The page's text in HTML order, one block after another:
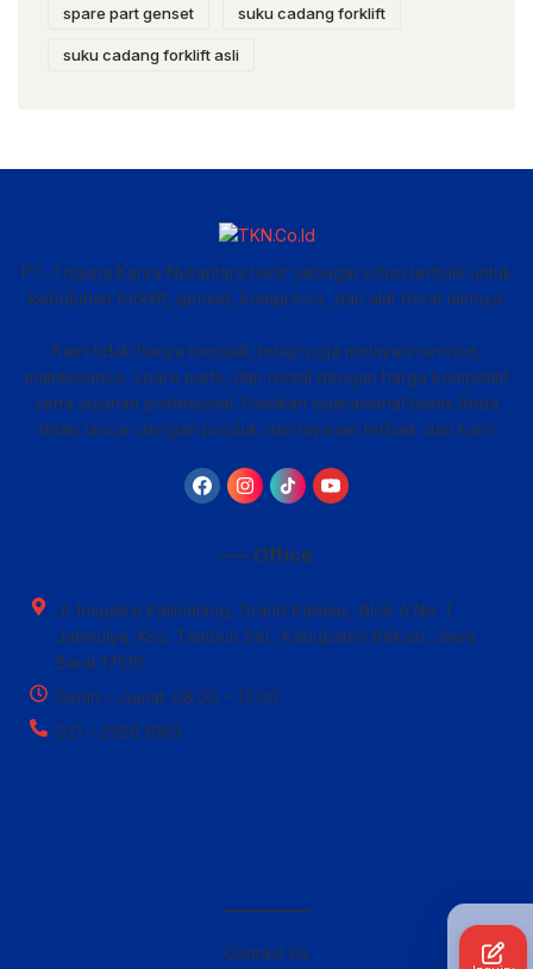
spare part genset suku cadang forklift
suku cadang forklift asli
PT. Triguna Karya Nusantara hadir sebagai solusi terbaik untuk
kebutuhan forklift, genset, kompresor, dan alat berat lainnya.
Kami tidak hanya menjual, tetapi juga melayani service,
maintenance, spare parts, dan rental dengan harga kompetitif
serta layanan profesional. Pastikan operasional bisnis Anda
tetap lancar dengan produk dan layanan terbaik dari kami
—– Office
Jl. Inspeksi Kalimalang, Grand Kalimas, Blok A No. 1,
Jatimulya, Kec. Tambun Sel., Kabupaten Bekasi, Jawa
Barat 17510
Senin – Jumat: 08:00 – 17:00
021 – 2956 6163
————–
Contact Us